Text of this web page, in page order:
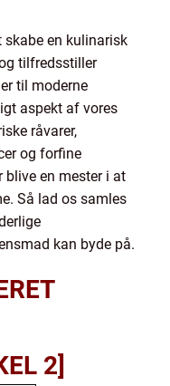
en kulinarisk
tilfredsstiller
til moderne
aspekt af vores
råvarer,
og forfine
blive en mester i at
Så lad os samles
kan byde på.
2]